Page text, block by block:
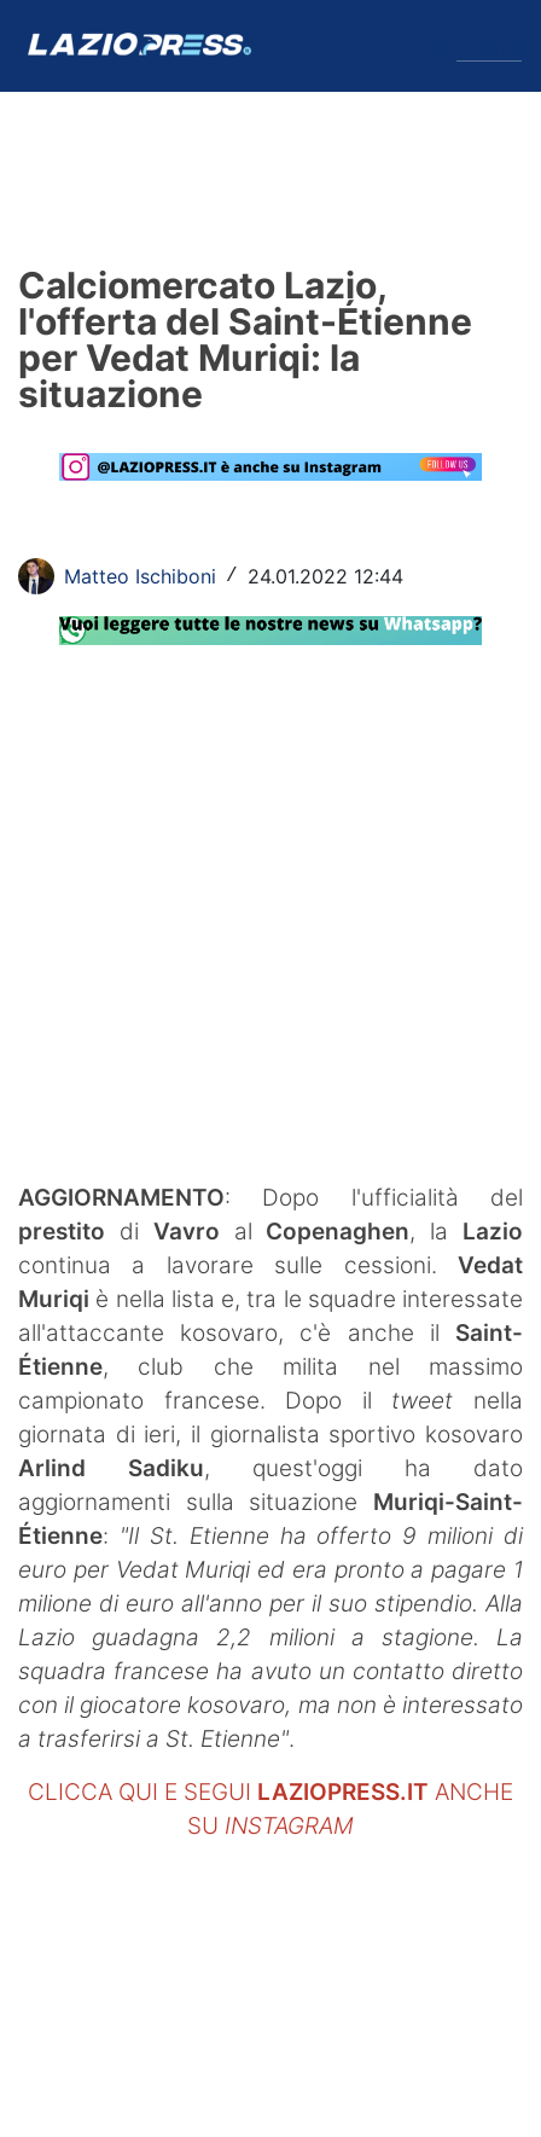
Formello
Infortuni
Primavera
Calciomercato
Rassegna Lazio
Social
Calciomercato Lazio,
l'offerta del Saint-Étienne
per Vedat Muriqi: la
situazione
Matteo Ischiboni / 24.01.2022 12:44
AGGIORNAMENTO: Dopo l'ufficialità del
prestito di Vavro al Copenaghen, la Lazio
continua a lavorare sulle cessioni. Vedat
Muriqi è nella lista e, tra le squadre interessate
all'attaccante kosovaro, c'è anche il Saint-
Étienne, club che milita nel massimo
campionato francese. Dopo il tweet nella
giornata di ieri, il giornalista sportivo kosovaro
Arlind Sadiku, quest'oggi ha dato
aggiornamenti sulla situazione Muriqi-Saint-
Étienne: "Il St. Etienne ha offerto 9 milioni di
euro per Vedat Muriqi ed era pronto a pagare 1
milione di euro all'anno per il suo stipendio. Alla
Lazio guadagna 2,2 milioni a stagione. La
squadra francese ha avuto un contatto diretto
con il giocatore kosovaro, ma non è interessato
a trasferirsi a St. Etienne".
CLICCA QUI E SEGUI LAZIOPRESS.IT ANCHE
SU INSTAGRAM